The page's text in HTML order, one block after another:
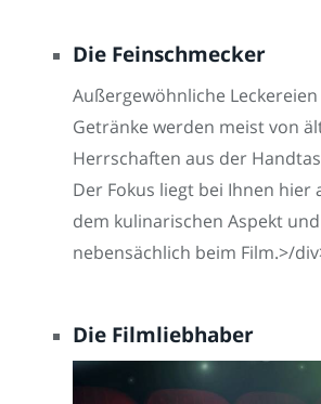
Die Feinschmecker
Außergewöhnliche
Getränke werden meist von
Herrschaften aus der
Der Fokus liegt bei Ihnen hier
dem kulinarischen Aspekt
nebensächlich beim Film.>/
Die Filmliebhaber